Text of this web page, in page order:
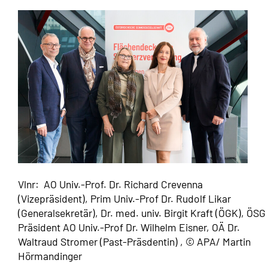
Vlnr: AO Univ.-Prof. Dr. Richard Crevenna
(Vizepräsident), Prim Univ.-Prof Dr. Rudolf Likar
(Generalsekretär), Dr. med. univ. Birgit Kraft (ÖGK), ÖSG
Präsident AO Univ.-Prof Dr. Wilhelm Eisner, OÄ Dr.
Waltraud Stromer (Past-Präsdentin) , © APA/ Martin
Hörmandinger